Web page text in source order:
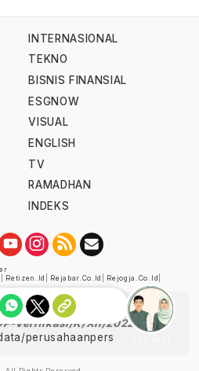
INTERNASIONAL
TEKNO
BISNIS FINANSIAL
ESGNOW
VISUAL
ENGLISH
TV
RAMADHAN
INDEKS
Retizen.id Rejabar.co.id Rejogja.co.id
oleh Dewan Pers
Verifikasi/K/XII/2022
perusahaanpers